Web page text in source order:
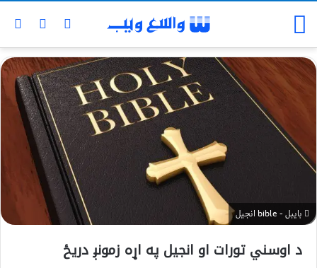
بایبل - bible انجیل
د اوسني تورات او انجيل په اړه زمونږ دريځ